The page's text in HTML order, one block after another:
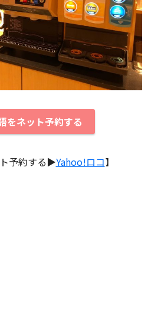
をネット予約する
ト予約する▶︎Yahoo!ロコ】